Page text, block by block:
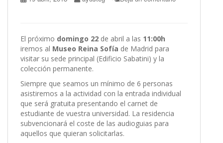
El próximo domingo 22 de abril a las 11:00h
iremos al Museo Reina Sofía de Madrid para
visitar su sede principal (Edificio Sabatini) y la
colección permanente.
Siempre que seamos un mínimo de 6 personas
asistiremos a la actividad con la entrada individual
que será gratuita presentando el carnet de
estudiante de vuestra universidad. La residencia
subvencionará el coste de las audioguias para
aquellos que quieran solicitarlas.